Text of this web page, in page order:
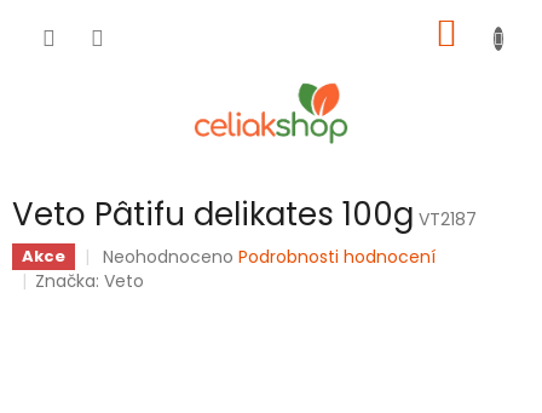
KOŠÍK
Veto Pâtifu delikates 100g VT2187
Akce
Průměrné
hodnocení
Neohodnoceno Podrobnosti hodnocení
Značka:Veto